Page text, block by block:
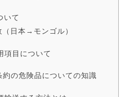
いて
（日本→モンゴル）
項目について
約の危険品についての知識